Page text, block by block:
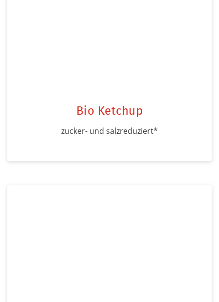
Bio Ketchup
zucker- und salzreduziert*